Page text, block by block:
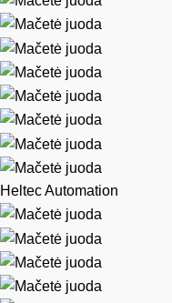
Heltec Automation